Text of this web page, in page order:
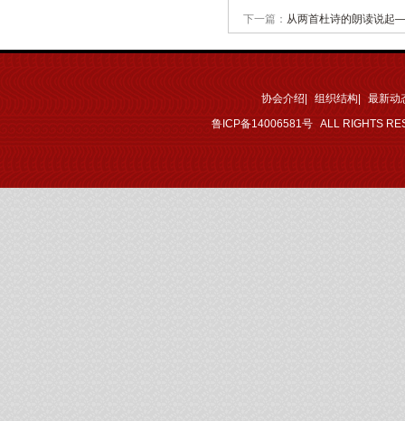
下一篇： 从两首杜诗的朗读说
协会介绍 组织结构
最新动
鲁ICP备14006581号
ALL RIGHTS